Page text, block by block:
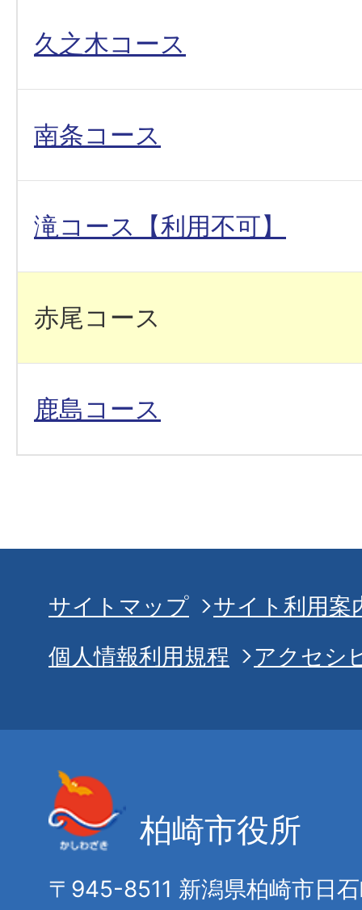
久之木コース
南条コース
滝コース【利用不可】
赤尾コース
鹿島コース
サイトマップ
サイト利用案
個人情報利用規程
アクセシ
柏崎市役所
〒945-8511 新潟県柏崎市日